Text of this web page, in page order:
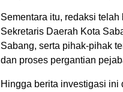
Sementara itu, redaksi
Sekretaris Daerah Kota
Sabang, serta pihak-pihak
dan proses pergantian
Hingga berita investigasi ini